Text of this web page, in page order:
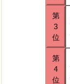
第
3
位
第
4
位